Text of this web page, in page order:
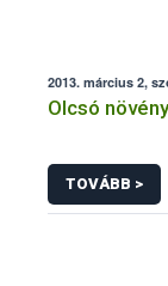
2013. március 2,
Olcsó
TOVÁBB >